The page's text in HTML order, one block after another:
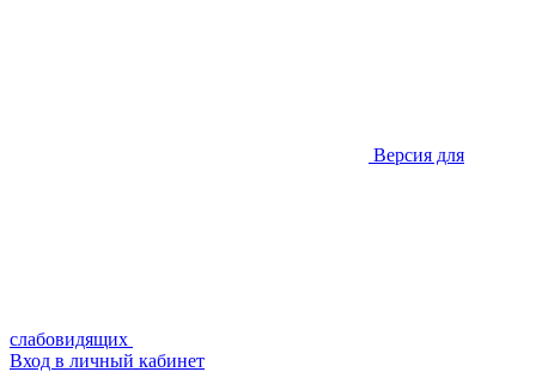
Версия для
слабовидящих
Вход в личный кабинет